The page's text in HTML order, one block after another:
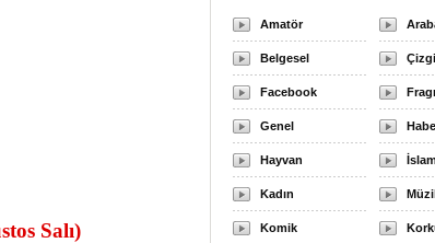
Salı)
Amatör
Belgesel
Facebook
Genel
Hayvan
Kadın
Komik